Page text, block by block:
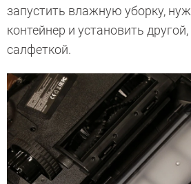
запустить влажную уборку,
контейнер и установить
салфеткой.